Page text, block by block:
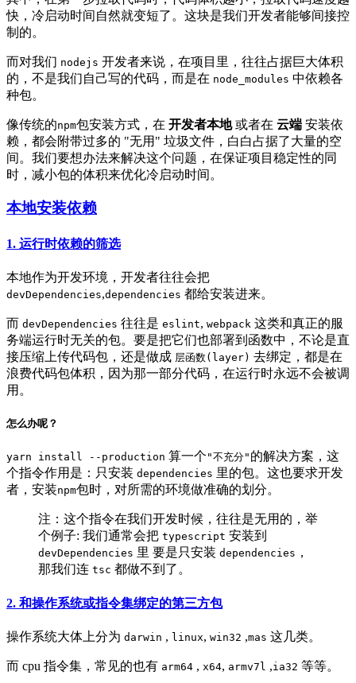
快，冷启动时间自然就变短了。这块是我们开发者能够间接控
制的。
而对我们 nodejs 开发者来说，在项目里，往往占据巨大体积
的，不是我们自己写的代码，而是在 node_modules 中依赖各
种包。
像传统的npm包安装方式，在 开发者本地或者在 云端 安装依
赖，都会附带过多的 "无用" 垃圾文件，白白占据了大量的空
间。我们要想办法来解决这个问题，在保证项目稳定性的同
时，减小包的体积来优化冷启动时间。
本地安装依赖
1. 运行时依赖的筛选
本地作为开发环境，开发者往往会把
devDependencies,dependencies 都给安装进来。
而 devDependencies 往往是 eslint, webpack 这类和真正的服
务端运行时无关的包。要是把它们也部署到函数中，不论是直
接压缩上传代码包，还是做成 层函数(layer) 去绑定，都是在
浪费代码包体积，因为那一部分代码，在运行时永远不会被调
用。
怎么办呢？
yarn install --production 算一个 "不充分" 的解决方案，这
个指令作用是：只安装 dependencies 里的包。这也要求开发
者，安装npm包时，对所需的环境做准确的划分。
注：这个指令在我们开发时候，往往是无用的，举
个例子: 我们通常会把 typescript 安装到
devDependencies 里 要是只安装 dependencies ，
那我们连 tsc 都做不到了。
2. 和操作系统或指令集绑定的第三方包
操作系统大体上分为 darwin , linux, win32 ,mas 这几类。
而 cpu 指令集，常见的也有 arm64 , x64, armv7l ,ia32 等等。